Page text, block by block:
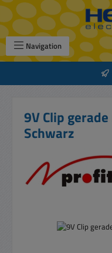
Zum Hauptinhalt springen
Navigation
9V Clip
Schwarz
Bildergalerie überspringen